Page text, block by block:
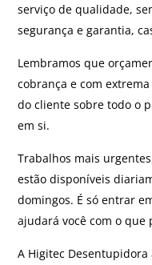
serviço de qualidade,
segurança e garantia,
Lembramos que
cobrança e com
do cliente sobre todo o
em si.
Trabalhos mais
estão disponíveis
domingos. É só entrar
ajudará você com o que
A Higitec